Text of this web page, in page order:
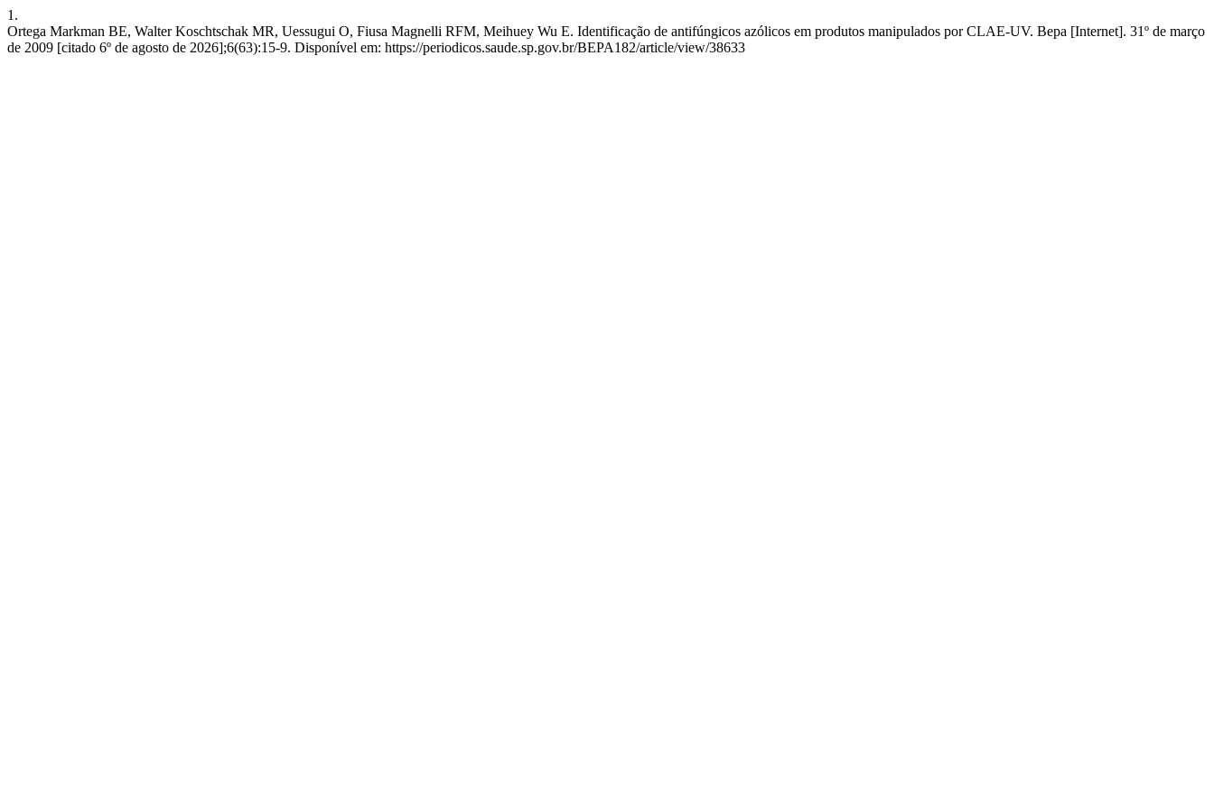
1.
Ortega Markman BE, Walter Koschtschak MR, Uessugui O, Fiusa Magnelli RFM, Meihuey Wu E. Identificação de antifúngicos azólicos em produtos manipulados por CLAE-UV. Bepa [Internet]. 31º de março
de 2009 [citado 6º de agosto de 2026];6(63):15-9. Disponível em: https://periodicos.saude.sp.gov.br/BEPA182/article/view/38633